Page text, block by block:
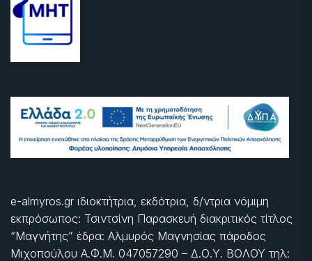
e-almyros.gr ιδιοκτήτρια, εκδότρια, δ/ντρια νόμιμη
εκπρόσωπος: Τσιντσίνη Παρασκευή διακριτικός τίτλος
“Μαγνήτης” έδρα: Αλμυρός Μαγνησίας πάροδος
Μιχοπούλου Α.Φ.Μ. 047057290 – Δ.Ο.Υ. ΒΟΛΟΥ τηλ: